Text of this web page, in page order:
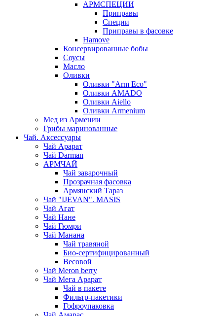
АРМСПЕЦИИ
Приправы
Специи
Приправы в фасовке
Hamove
Консервированные бобы
Соусы
Масло
Оливки
Оливки "Arm Eco"
Оливки AMADO
Оливки Aiello
Оливки Armenium
Мед из Армении
Грибы маринованные
Чай. Аксессуары
Чай Арарат
Чай Darman
АРМЧАЙ
Чай заварочный
Прозрачная фасовка
Армянский Тараз
Чай "IJEVAN". MASIS
Чай Агат
Чай Нане
Чай Гюмри
Чай Манана
Чай травяной
Био-сертифицированный
Весовой
Чай Meron berry
Чай Мега Арарат
Чай в пакете
Фильтр-пакетики
Гофроупаковка